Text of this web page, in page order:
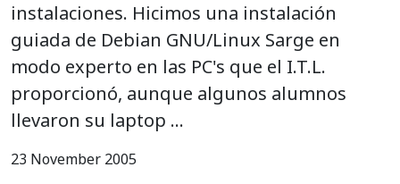
instalaciones. Hicimos una instalación
guiada de Debian GNU/Linux Sarge en
modo experto en las PC's que el I.T.L.
proporcionó, aunque algunos alumnos
llevaron su laptop …
23 November 2005